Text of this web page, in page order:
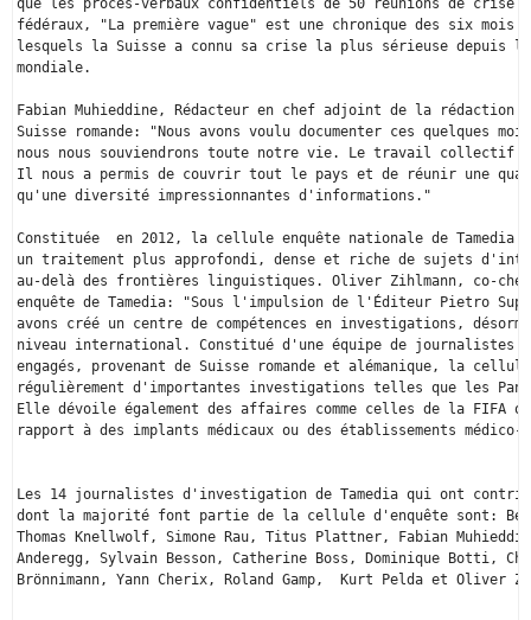
que les procès-verbaux confidentiels de 50 réunions de crise
fédéraux, "La première vague" est une chronique des six mois
lesquels la Suisse a connu sa crise la plus sérieuse depuis la
mondiale.
Fabian Muhieddine, Rédacteur en chef adjoint de la rédaction
Suisse romande: "Nous avons voulu documenter ces quelques
nous nous souviendrons toute notre vie. Le travail collectif
Il nous a permis de couvrir tout le pays et de réunir une
qu'une diversité impressionnantes d'informations."
Constituée  en 2012, la cellule enquête nationale de Tamedia
un traitement plus approfondi, dense et riche de sujets
au-delà des frontières linguistiques. Oliver Zihlmann, co-
enquête de Tamedia: "Sous l'impulsion de l'Éditeur Pietro
avons créé un centre de compétences en investigations,
niveau international. Constitué d'une équipe de journalistes
engagés, provenant de Suisse romande et alémanique, la
régulièrement d'importantes investigations telles que les
Elle dévoile également des affaires comme celles de la FIFA
rapport à des implants médicaux ou des établissements médico-
Les 14 journalistes d'investigation de Tamedia qui ont
dont la majorité font partie de la cellule d'enquête sont:
Thomas Knellwolf, Simone Rau, Titus Plattner, Fabian
Anderegg, Sylvain Besson, Catherine Boss, Dominique Botti,
Brönnimann, Yann Cherix, Roland Gamp,  Kurt Pelda et Oliver